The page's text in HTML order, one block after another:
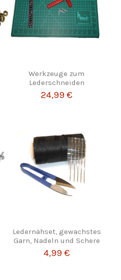
Werkzeuge zum
Lederschneiden
24,99 €
Ledernähset, gewachstes
Garn, Nadeln und Schere
4,99 €